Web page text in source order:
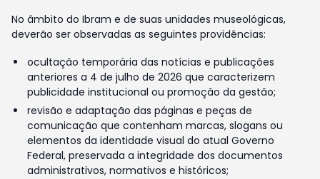
No âmbito do Ibram e de suas unidades museológicas,
deverão ser observadas as seguintes providências:
ocultação temporária das notícias e publicações
anteriores a 4 de julho de 2026 que caracterizem
publicidade institucional ou promoção da gestão;
revisão e adaptação das páginas e peças de
comunicação que contenham marcas, slogans ou
elementos da identidade visual do atual Governo
Federal, preservada a integridade dos documentos
administrativos, normativos e históricos;